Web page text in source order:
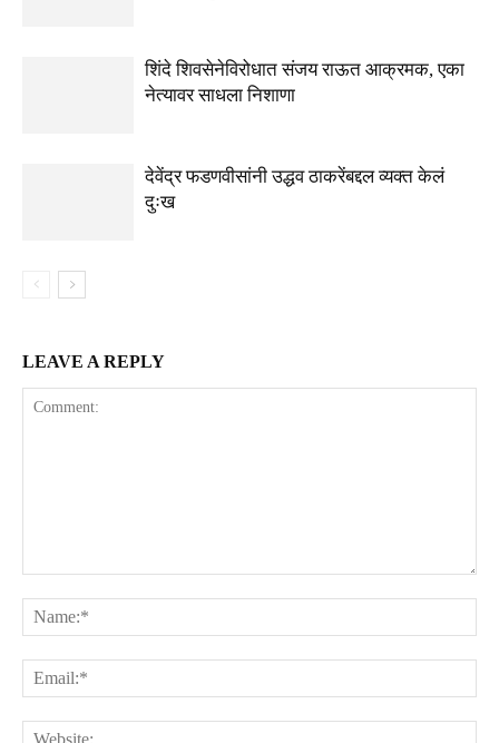
शिंदे शिवसेनेविरोधात संजय राऊत आक्रमक, एका
नेत्यावर साधला निशाणा
देवेंद्र फडणवीसांनी उद्धव ठाकरेंबद्दल व्यक्त केलं
दुःख
LEAVE A REPLY